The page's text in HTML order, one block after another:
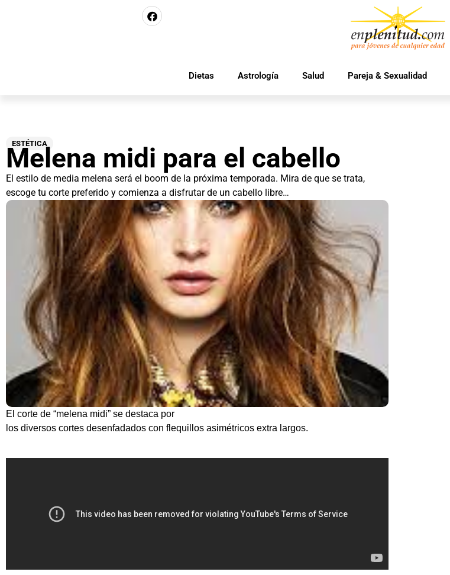
Dietas Astrología Salud Pareja & Sexualidad
ESTÉTICA
Melena midi para el cabello
El estilo de media melena será el boom de la próxima temporada. Mira de que se trata,
escoge tu corte preferido y comienza a disfrutar de un cabello libre…
El corte de “melena midi” se destaca por
los diversos cortes desenfadados con flequillos asimétricos extra largos.